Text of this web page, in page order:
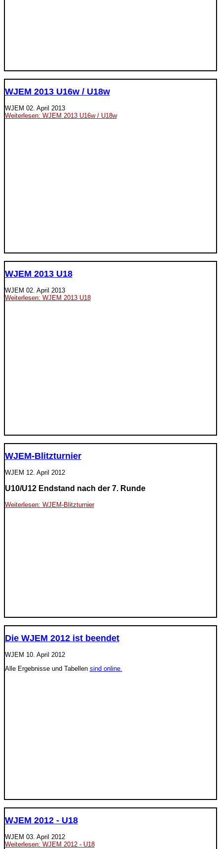
WJEM 2013 U16w / U18w
WJEM 02. April 2013
Weiterlesen: WJEM 2013 U16w / U18w
WJEM 2013 U18
WJEM 02. April 2013
Weiterlesen: WJEM 2013 U18
WJEM-Blitzturnier
WJEM 12. April 2012
U10/U12 Endstand nach der 7. Runde
Weiterlesen: WJEM-Blitzturnier
Die WJEM 2012 ist beendet
WJEM 10. April 2012
Alle Ergebnisse und Tabellen sind online.
WJEM 2012 - U18
WJEM 03. April 2012
Weiterlesen: WJEM 2012 - U18